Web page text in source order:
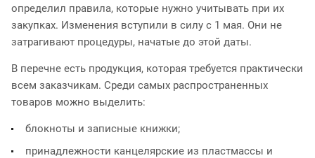
определил правила, которые нужно учитывать при их
закупках. Изменения вступили в силу с 1 мая. Они не
затрагивают процедуры, начатые до этой даты.
В перечне есть продукция, которая требуется практически
всем заказчикам. Среди самых распространенных
товаров можно выделить:
блокноты и записные книжки;
принадлежности канцелярские из пластмассы и